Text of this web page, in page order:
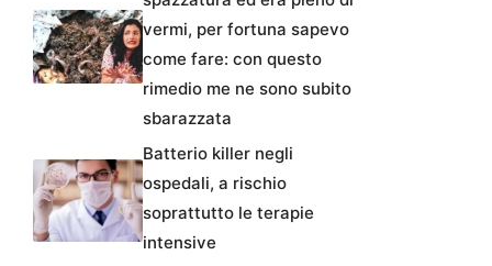
vermi, per fortuna sapevo
come fare: con questo
rimedio me ne sono subito
sbarazzata
Batterio killer negli
ospedali, a rischio
soprattutto le terapie
intensive